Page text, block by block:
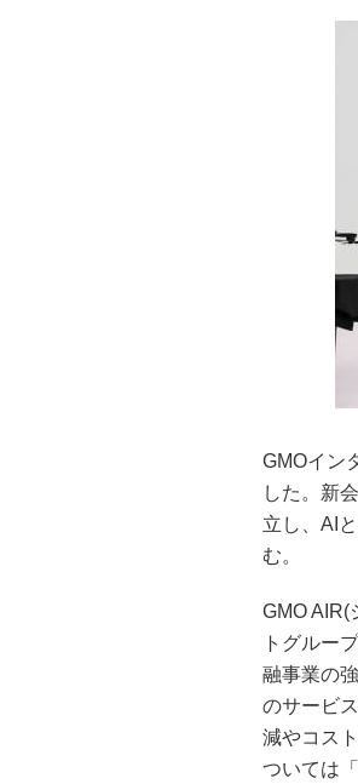
GMOイン
した。新
立し、AI
む。
GMO AIR(
トグルー
融事業の
のサービ
減やコス
ついては